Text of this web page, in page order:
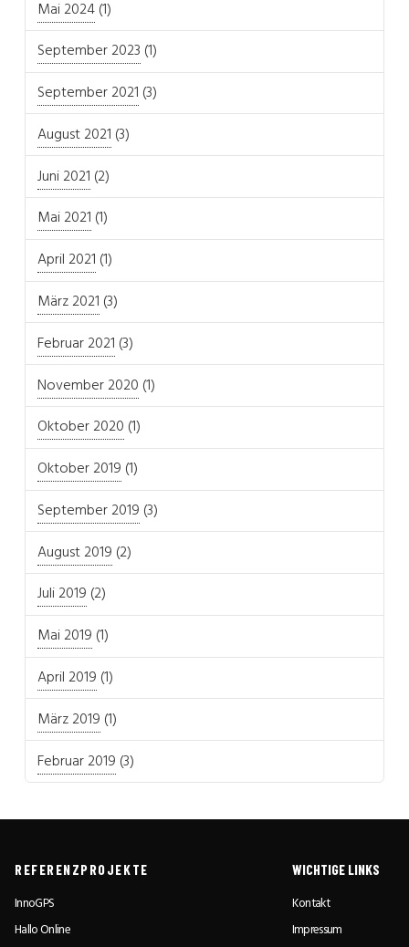
Mai 2024(1)
September 2023 (1)
September 2021 (3)
August 2021 (3)
Juni 2021 (2)
Mai 2021 (1)
April 2021 (1)
März 2021 (3)
Februar 2021 (3)
November 2020 (1)
Oktober 2020 (1)
Oktober 2019 (1)
September 2019 (3)
August 2019 (2)
Juli 2019 (2)
Mai 2019 (1)
April 2019 (1)
März 2019 (1)
Februar 2019 (3)
REFERENZPROJEKTE
InnoGPS
Hallo Online
WICHTIGE LINKS
Kontakt
Impressum